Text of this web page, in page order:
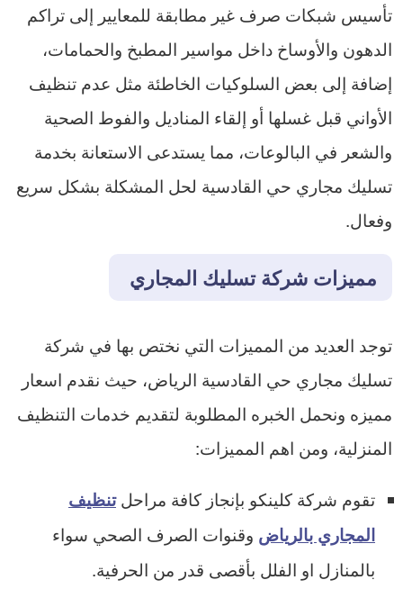
تأسيس شبكات صرف غير مطابقة للمعايير إلى تراكم
الدهون والأوساخ داخل مواسير المطبخ والحمامات،
إضافة إلى بعض السلوكيات الخاطئة مثل عدم تنظيف
الأواني قبل غسلها أو إلقاء المناديل والفوط الصحية
والشعر في البالوعات، مما يستدعى الاستعانة بخدمة
تسليك مجاري حي القادسية لحل المشكلة بشكل سريع
وفعال.
مميزات شركة تسليك المجاري
توجد العديد من المميزات التي نختص بها في شركة
تسليك مجاري حي القادسية الرياض، حيث نقدم اسعار
مميزه ونحمل الخبره المطلوبة لتقديم خدمات التنظيف
المنزلية، ومن اهم المميزات:
تقوم شركة كلينكو بإنجاز كافة مراحلتنظيف
المجاري بالرياض وقنوات الصرف الصحي سواء
بالمنازل او الفلل بأقصى قدر من الحرفية.